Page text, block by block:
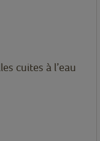
cuites à l’eau